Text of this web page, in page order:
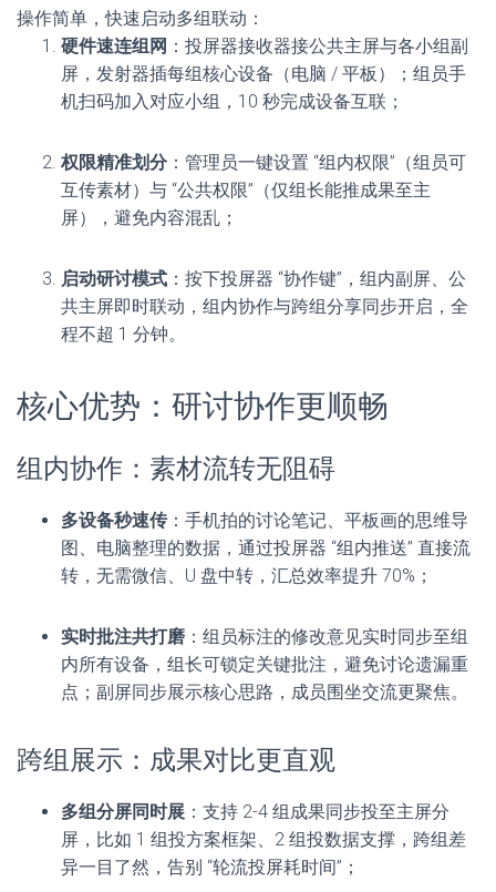
操作简单，快速启动多组联动：
硬件速连组网 ：投屏器接收器接公共主屏与各小组副
屏，发射器插每组核心设备（电脑 / 平板）；组员手
机扫码加入对应小组，10 秒完成设备互联；
权限精准划分：管理员一键设置 “组内权限”（组员可
互传素材）与 “公共权限”（仅组长能推成果至主
屏），避免内容混乱；
启动研讨模式 ：按下投屏器 “协作键”，组内副屏、公
共主屏即时联动，组内协作与跨组分享同步开启，全
程不超 1 分钟。
核心优势：研讨协作更顺畅
组内协作：素材流转无阻碍
多设备秒速传：手机拍的讨论笔记、平板画的思维导
图、电脑整理的数据，通过投屏器 “组内推送” 直接流
转，无需微信、U 盘中转，汇总效率提升 70%；
实时批注共打磨 ：组员标注的修改意见实时同步至组
内所有设备，组长可锁定关键批注，避免讨论遗漏重
点；副屏同步展示核心思路，成员围坐交流更聚焦。
跨组展示：成果对比更直观
多组分屏同时展 ：支持 2-4 组成果同步投至主屏分
屏，比如 1 组投方案框架、2 组投数据支撑，跨组差
异一目了然，告别 “轮流投屏耗时间”；